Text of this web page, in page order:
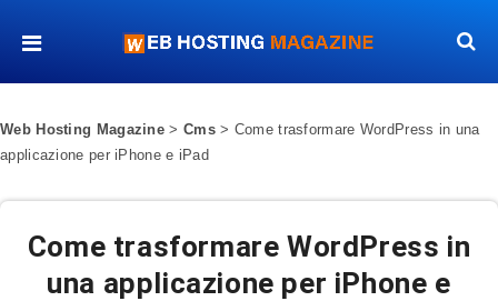
Web Hosting Magazine > Cms> Come trasformare WordPress in una
applicazione per iPhone e iPad
Come trasformare WordPress in
una applicazione per iPhone e